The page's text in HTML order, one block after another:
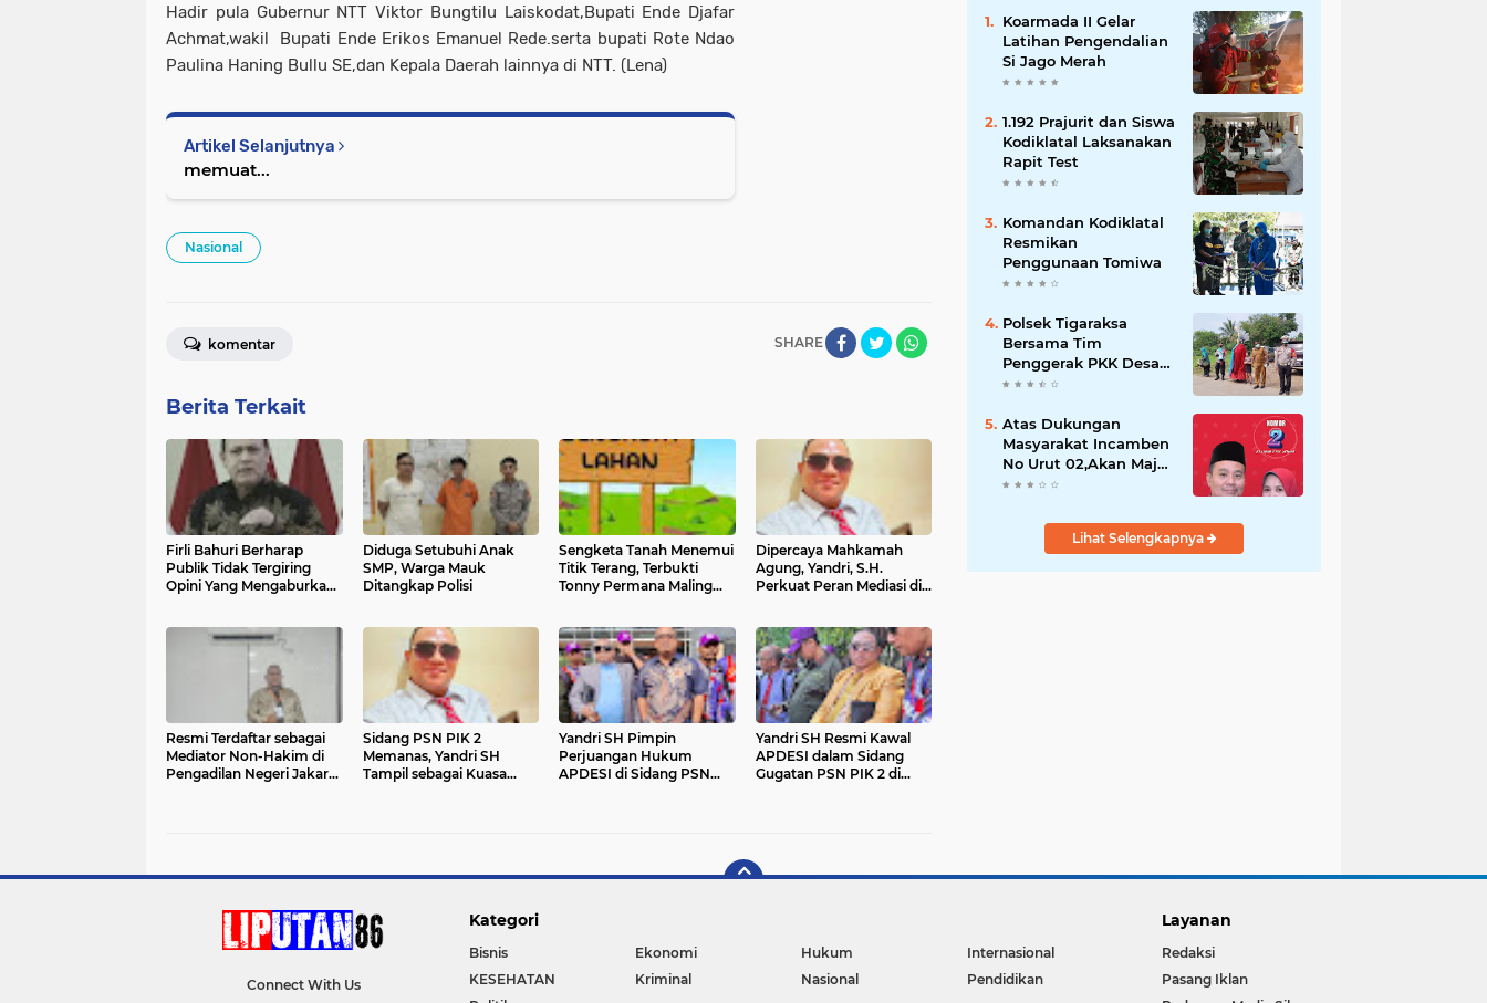
Hadir pula Gubernur NTT Viktor Bungtilu Laiskodat,Bupati Ende Djafar
Achmat,wakil Bupati Ende Erikos Emanuel Rede.serta bupati Rote Ndao
Paulina Haning Bullu SE,dan Kepala Daerah lainnya di NTT. (Lena)
Artikel Selanjutnya
memuat...
Nasional
SHARE
komentar
Berita Terkait
Firli Bahuri Berharap
Publik Tidak Tergiring
Opini Yang Mengaburkan
Diduga Setubuhi Anak
SMP, Warga Mauk
Ditangkap Polisi
Sengketa Tanah Menemui
Titik Terang, Terbukti
Tonny Permana Maling
Dipercaya Mahkamah
Agung, Yandri, S.H.
Perkuat Peran Mediasi di
Resmi Terdaftar sebagai
Mediator Non-Hakim di
Pengadilan Negeri Jakarta
Sidang PSN PIK 2
Memanas, Yandri SH
Tampil sebagai Kuasa
Yandri SH Pimpin
Perjuangan Hukum
APDESI di Sidang PSN
Yandri SH Resmi Kawal
APDESI dalam Sidang
Gugatan PSN PIK 2 di
Koarmada II Gelar
Latihan Pengendalian
Si Jago Merah
1.192 Prajurit dan Siswa
Kodiklatal Laksanakan
Rapit Test
Komandan Kodiklatal
Resmikan
Penggunaan Tomiwa
Polsek Tigaraksa
Bersama Tim
Penggerak PKK Desa
Jambe Bagikan
Pengguna Jalan
Atas Dukungan
Masyarakat Incamben
No Urut 02,Akan Maju
Untuk Memajukan
Lihat Selengkapnya
Connect With Us
Kategori
Bisnis Ekonomi Hukum
Internasional
KESEHATAN
Kriminal Nasional
Pendidikan
Layanan
Redaksi
Pasang Iklan